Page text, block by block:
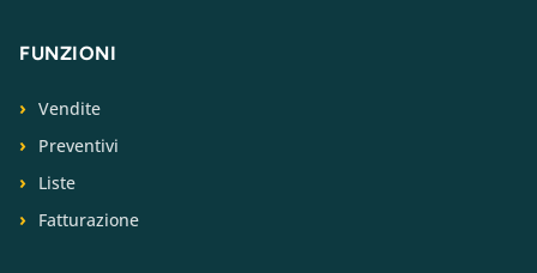
FUNZIONI
Vendite
Preventivi
Liste
Fatturazione